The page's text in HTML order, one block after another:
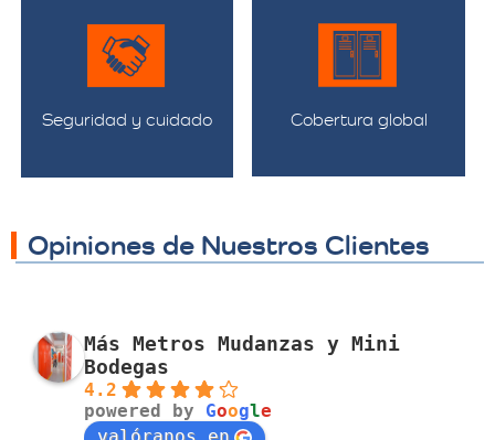
Seguridad y cuidado Cobertura global
Opiniones de Nuestros Clientes
Más Metros Mudanzas y Mini
Bodegas
4.2
powered by Google